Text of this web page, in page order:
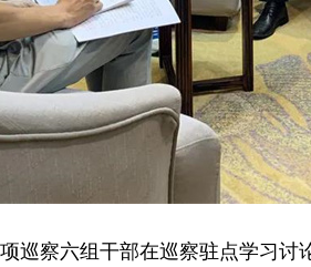
巡察六组干部在巡察驻点学习讨